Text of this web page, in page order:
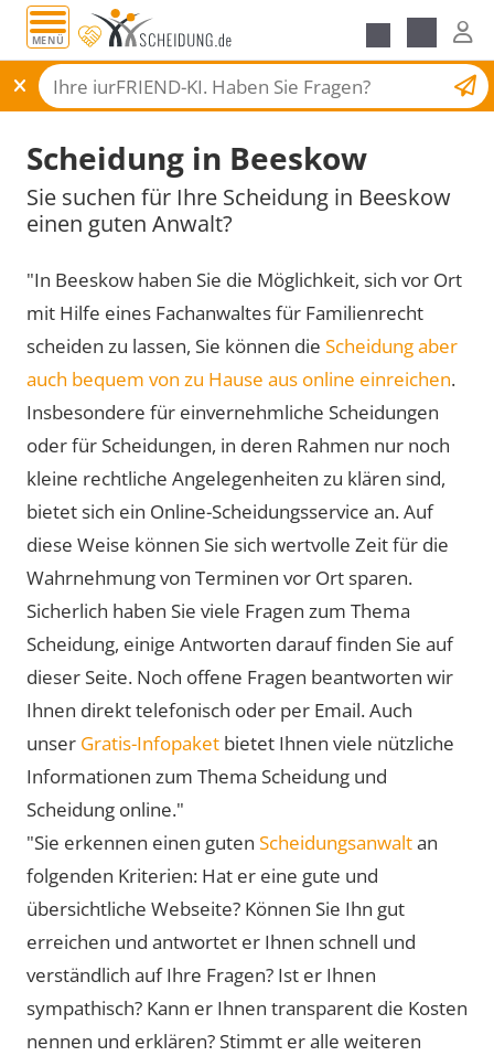
MENÜ
Scheidungsantrag
Scheidung in Beeskow
Sie suchen für Ihre Scheidung in Beeskow
einen guten Anwalt?
"In Beeskow haben Sie die Möglichkeit, sich vor Ort
mit Hilfe eines Fachanwaltes für Familienrecht
scheiden zu lassen, Sie können die Scheidung aber
auch bequem von zu Hause aus online einreichen.
Insbesondere für einvernehmliche Scheidungen
oder für Scheidungen, in deren Rahmen nur noch
kleine rechtliche Angelegenheiten zu klären sind,
bietet sich ein Online-Scheidungsservice an. Auf
diese Weise können Sie sich wertvolle Zeit für die
Wahrnehmung von Terminen vor Ort sparen.
Sicherlich haben Sie viele Fragen zum Thema
Scheidung, einige Antworten darauf finden Sie auf
dieser Seite. Noch offene Fragen beantworten wir
Ihnen direkt telefonisch oder per Email. Auch
unser Gratis-Infopaket bietet Ihnen viele nützliche
Informationen zum Thema Scheidung und
Scheidung online."
"Sie erkennen einen guten Scheidungsanwaltan
folgenden Kriterien: Hat er eine gute und
übersichtliche Webseite? Können Sie Ihn gut
erreichen und antwortet er Ihnen schnell und
verständlich auf Ihre Fragen? Ist er Ihnen
sympathisch? Kann er Ihnen transparent die Kosten
nennen und erklären? Stimmt er alle weiteren